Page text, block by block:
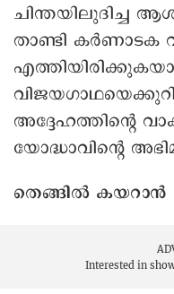
ചിന്തയിലുദിച്ച
താണ്ടി കർണാടക
അദ്ദേഹത്തിന്റെ
യോദ്ധാവിന്റെ
തെങ്ങിൽ കയറാൻ
Interested in